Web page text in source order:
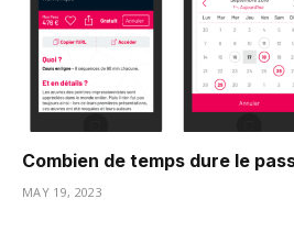
Combien de temps dure le
MAY 19, 2023